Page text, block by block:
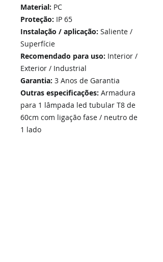
Material: PC
Proteção: IP 65
Instalação / aplicação: Saliente /
Superfície
Recomendado para uso: Interior /
Exterior / Industrial
Garantia: 3 Anos de Garantia
Outras especificações: Armadura
para 1 lâmpada led tubular T8 de
60cm com ligação fase / neutro de
1 lado